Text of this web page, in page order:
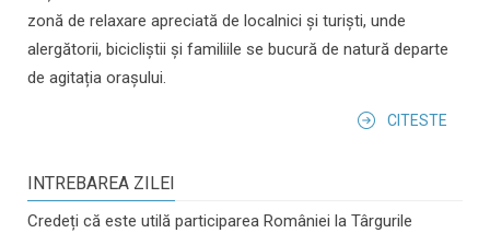
zonă de relaxare apreciată de localnici și turiști, unde
alergătorii, bicicliștii și familiile se bucură de natură departe
de agitația orașului.
CITESTE
INTREBAREA ZILEI
Credeți că este utilă participarea României la Târgurile